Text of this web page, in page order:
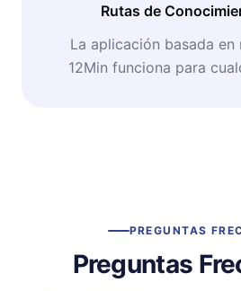
Rutas de
La aplicación basada en
12Min funciona para
PREGUNTAS
Preguntas